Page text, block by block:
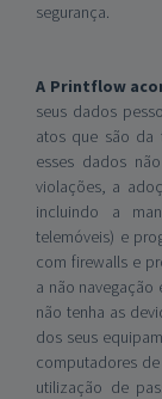
segurança.
A Printflow
seus dados
atos que são da
esses dados
violações, a
incluindo a
telemóveis) e
com firewalls e
a não navegação
não tenha as
dos seus
computadores
utilização de